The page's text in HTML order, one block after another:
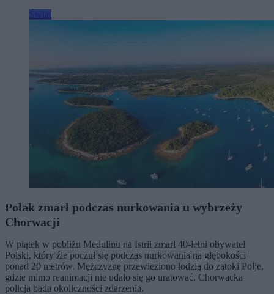
Polak zmarł podczas nurkowania u wybrzeży
Chorwacji
W piątek w pobliżu Medulinu na Istrii zmarł 40-letni obywatel
Polski, który źle poczuł się podczas nurkowania na głębokości
ponad 20 metrów. Mężczyznę przewieziono łodzią do zatoki Polje,
gdzie mimo reanimacji nie udało się go uratować. Chorwacka
policja bada okoliczności zdarzenia.